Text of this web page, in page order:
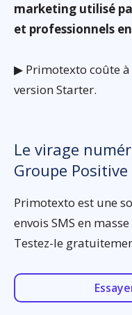
marketing utilisé
et professionnels
▶ Primotexto coûte
version Starter.
Le virage
Groupe Positive
Primotexto est une
envois SMS en
Testez-le